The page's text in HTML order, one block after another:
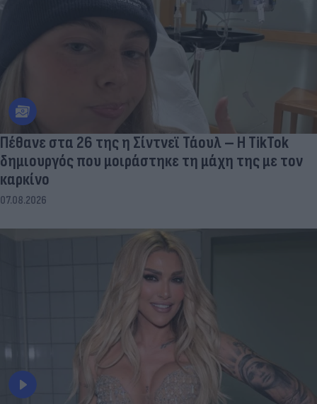
Πέθανε στα 26 της η Σίντνεϊ Τάουλ – Η TikTok
δημιουργός που μοιράστηκε τη μάχη της με τον
καρκίνο
07.08.2026